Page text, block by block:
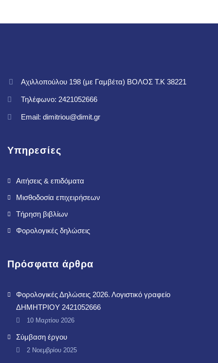
Αχιλλοπούλου 198 (με Γαμβέτα) ΒΟΛΟΣ T.K 38221
Τηλέφωνο: 2421052666
Email: dimitriou@dimit.gr
Υπηρεσίες
Αιτήσεις & επιδόματα
Μισθοδοσία επιχειρήσεων
Τήρηση βιβλίων
Φορολογικές δηλώσεις
Πρόσφατα άρθρα
Φορολογικές Δηλώσεις 2026. Λογιστικό γραφείο
ΔΗΜΗΤΡΙΟΥ 2421052666
10 Μαρτίου 2026
Σύμβαση έργου
2 Νοεμβρίου 2025